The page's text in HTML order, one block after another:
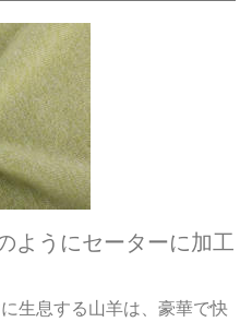
ようにセーターに加工
生息する山羊は、豪華で快